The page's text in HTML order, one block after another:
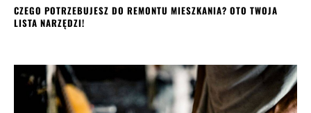
CZEGO POTRZEBUJESZ DO REMONTU MIESZKANIA? OTO TWOJA
LISTA NARZĘDZI!